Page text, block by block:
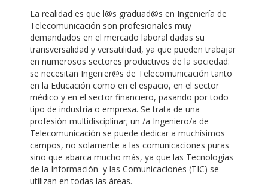
La realidad es que l@s graduad@s en Ingeniería de
Telecomunicación son profesionales muy
demandados en el mercado laboral dadas su
transversalidad y versatilidad, ya que pueden trabajar
en numerosos sectores productivos de la sociedad:
se necesitan Ingenier@s de Telecomunicación tanto
en la Educación como en el espacio, en el sector
médico y en el sector financiero, pasando por todo
tipo de industria o empresa. Se trata de una
profesión multidisciplinar; un /a Ingeniero/a de
Telecomunicación se puede dedicar a muchísimos
campos, no solamente a las comunicaciones puras
sino que abarca mucho más, ya que las Tecnologías
de la Información y las Comunicaciones (TIC) se
utilizan en todas las áreas.